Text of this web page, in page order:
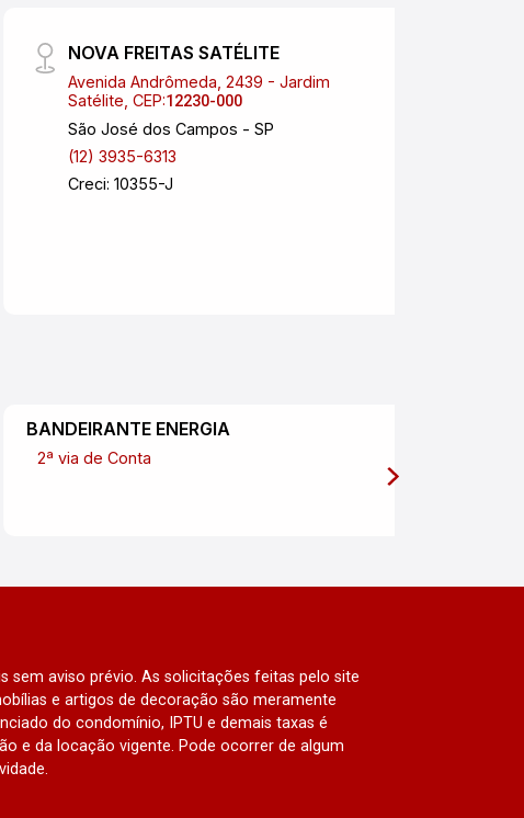
NOVA FREITAS SATÉLITE
Avenida Andrômeda, 2439 - Jardim
Satélite, CEP:12230-000
São José dos Campos - SP
(12) 3935-6313
Creci: 10355-J
BANDEIRANTE ENERGIA
2ª via de Conta
sem aviso prévio. As solicitações feitas pelo site
e artigos de decoração são meramente
do condomínio, IPTU e demais taxas é
e da locação vigente. Pode ocorrer de algum